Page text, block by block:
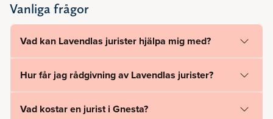
Vanliga frågor
Vad kan Lavendlas jurister hjälpa mig med?
Hur får jag rådgivning av Lavendlas jurister?
Vad kostar en jurist i Gnesta?